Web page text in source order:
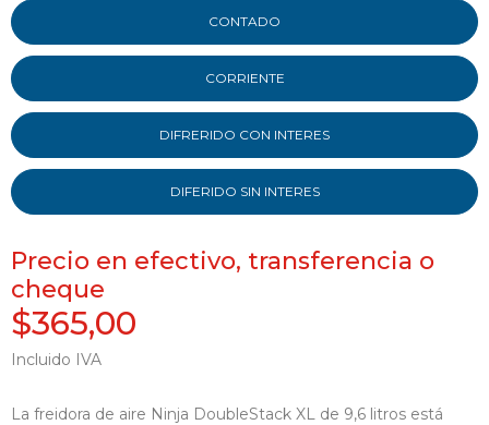
CONTADO
CORRIENTE
DIFRERIDO CON INTERES
DIFERIDO SIN INTERES
Precio en efectivo, transferencia o
cheque
$365,00
Incluido IVA
La freidora de aire Ninja DoubleStack XL de 9,6 litros está